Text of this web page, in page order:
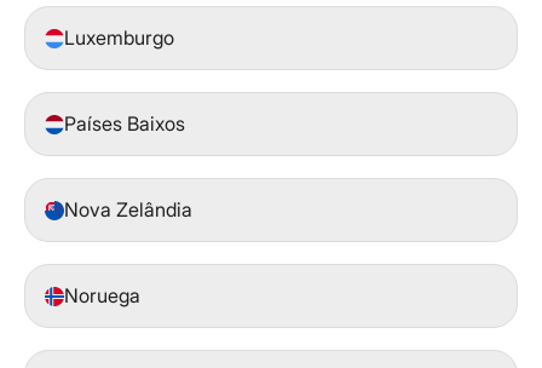
Luxemburgo
Países Baixos
Nova Zelândia
‍Noruega